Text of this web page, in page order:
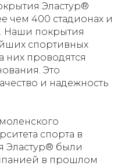
Эластур®
чем 400 стадионах и
Наши покрытия
спортивных
них проводятся
Это
и надежность
спорта в
Эластур® были
в прошлом